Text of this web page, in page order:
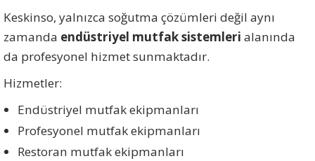
Keskinso, yalnızca soğutma çözümleri değil aynı
zamanda endüstriyel mutfak sistemleri alanında
da profesyonel hizmet sunmaktadır.
Hizmetler:
Endüstriyel mutfak ekipmanları
Profesyonel mutfak ekipmanları
Restoran mutfak ekipmanları